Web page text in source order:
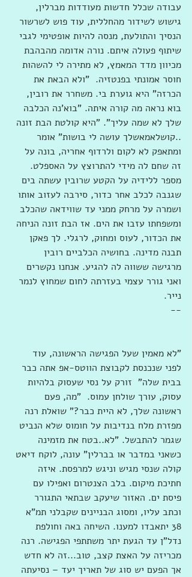
עבודה שכלל חדשות מעודדות מברלין,
גישוש לשידור מהחללית, עוד פוש לשרשור
הנסיך והתולעת, מנסה להיות אופטימי לגבי
שיתוף פעולה איתם. נורה אדומה מהבהבת
מכיוון מדד המאמץ, לא מתירה לי להשהות
חוסר אמונתי בפנטזיה.  "ולא הבאת את
הכרזה" היא גוערת בי. משחרר את רובין,
בוא נראה מה קורה איתה. "בוא'נה הכלבה
שלך לא שמה עליך". "היא קולטת הבת זונה
..קושלאמאשלך עושה לי בושות" אומר
ומתאפק לא לקום ולרדוף אחריה, בונה על
זה שחם לה מידי להתרוצץ על האספלט.
מספר ללידיה על הקטע שרובין עשתה בים
שגנבה לכלב אחר כדור, סירבה לעזוב אותו
ושמרה על מרחק ממני עד שווידאה שהכלב
ומשפחתו עזבו את הים. אז הבת זונה הניחה
את הכדור, לעוס ומחוק, לרגלי. לך פאקן
תבנה מדינה. בחושיה הכלביים רובין
מרגישה ששווה לה להגיע. אנחנו נקשרים
ואני גורר עצמי בעזרתה לחום שמחוץ לנמר
נייר.
--
"לא מאמין שעל הפגישה הראשונה, עוד
לפני שנכנסת לקבוצת הווטס-אפ אתה כבר
בבית שלה"  זורק על נסי שעסוק בלהיות
עסוק, עורך שולחן עמוס.  "מה, פעם
ראשונה שלך, לא היית כבר?" שואלת רנה
מפזרת מלח בנדיבות על חומוס שלא הנביט
שגמר להתבשל. "לא..בטח את מזמינה
כשאני במדבר או בברלין" עונה, לוקח דיאט
קולה שנסי מגיש וניגש למרפסת. איזה
חתיכת מיקום. בלב הצנטרום ואפילו עם
פיסת ים. האזור שיעקב שבתאי התגורר
וכתב עליו, ומסוג הבניינים שקבלני תמ"א
38 יתאבדו למענו. השיחה באה וחולפת
נדל"ן עד הגעת יתר משתתפי הפגישה. רנה
מכריזה על האצת קצב, טוב...זה לא חדש
אך הפעם יש סוג של תאריך יעד – נסיעתה